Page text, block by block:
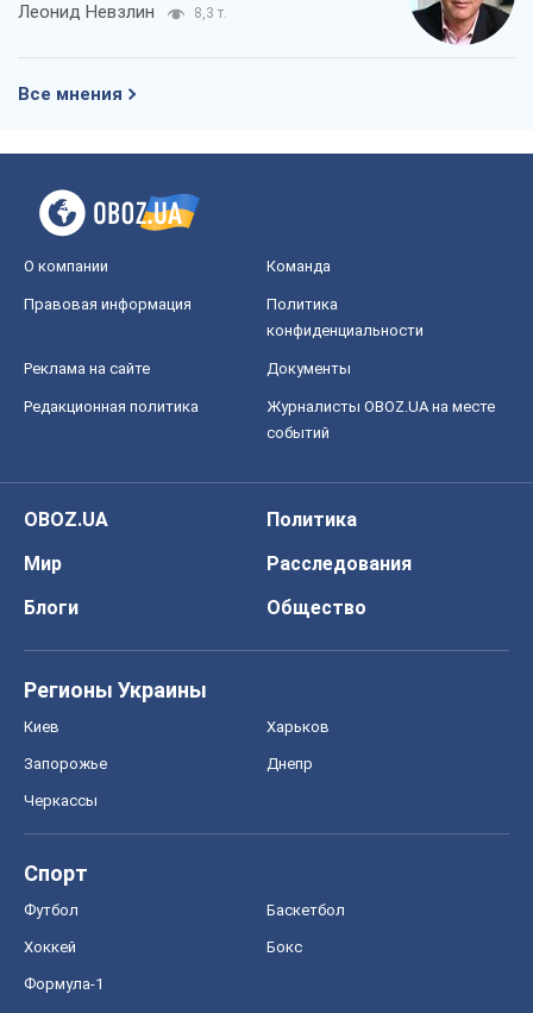
Леонид Невзлин 8,3 т.
Все мнения
О компании Команда
Правовая информация
Политика
конфиденциальности
Реклама на сайте Документы
Редакционная политика
Журналисты OBOZ.UA на месте
событий
OBOZ.UA
Политика
Мир
Расследования
Блоги
Общество
Регионы Украины
Киев Харьков
Запорожье Днепр
Черкассы
Спорт
Футбол Баскетбол
Хоккей Бокс
Формула-1